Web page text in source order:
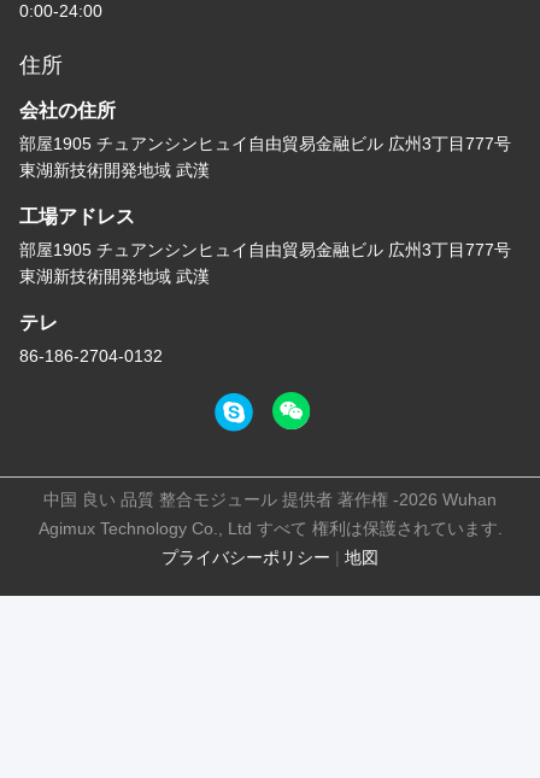
0:00-24:00
住所
会社の住所
部屋1905 チュアンシンヒュイ自由貿易金融ビル 広州3丁目777号
東湖新技術開発地域 武漢
工場アドレス
部屋1905 チュアンシンヒュイ自由貿易金融ビル 広州3丁目777号
東湖新技術開発地域 武漢
テレ
86-186-2704-0132
プライバシーポリシー | 地図
中国 良い 品質 整合モジュール 提供者 著作権 -2026 Wuhan
Agimux Technology Co., Ltd すべて 権利は保護されています.